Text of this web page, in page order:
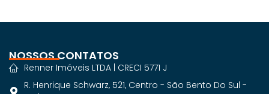
NOSSOS CONTATOS
Renner Imóveis LTDA | CRECI 5771 J
R. Henrique Schwarz, 521, Centro - São Bento Do Sul -